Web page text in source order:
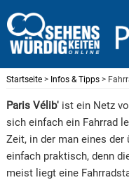
Startseite> Infos & Tipps>
Paris Vélib'ist ein Netz
sich einfach ein Fahrrad
Zeit, in der man eines der
einfach praktisch, denn
meist liegt eine